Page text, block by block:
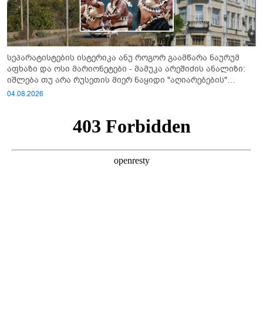
სეპარატისტების ისტერიკა ანუ როგორ გაამწარა ნაურუმ
აფხაზი და ოსი მარიონეტები - მამუკა არეშიძის ანალიზი:
იშლება თუ არა რუსეთის მიერ ნაყიდი "აღიარებების"
სისტემა?!
04.08.2026